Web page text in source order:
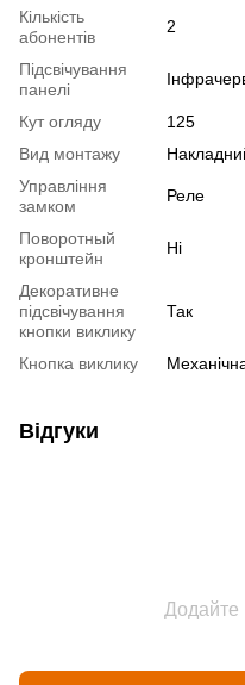
Кількість
абонентів
2
Підсвічування
панелі
Кут огляду
125
Вид монтажу
Управління
замком
Реле
Поворотный
кронштейн
Ні
Декоративне
підсвічування
кнопки виклику
Так
Кнопка виклику
Відгуки
Додайте